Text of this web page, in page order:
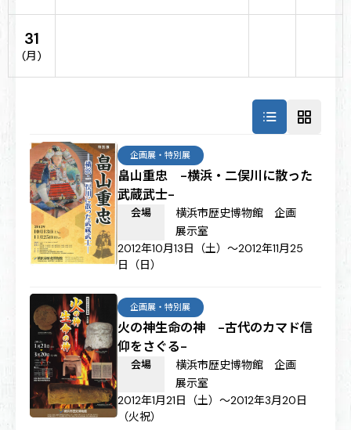
31
(月)
畠山重忠 -横浜・二俣川に散った
武蔵武士-
企画展・特別展
2012年10月13日（土）～2012年11月25
日（日）
会場
横浜市歴史博物館 企画
展示室
火の神生命の神 -古代のカマド信
仰をさぐる-
企画展・特別展
2012年1月21日（土）～2012年3月20日
（火祝）
会場
横浜市歴史博物館 企画
展示室